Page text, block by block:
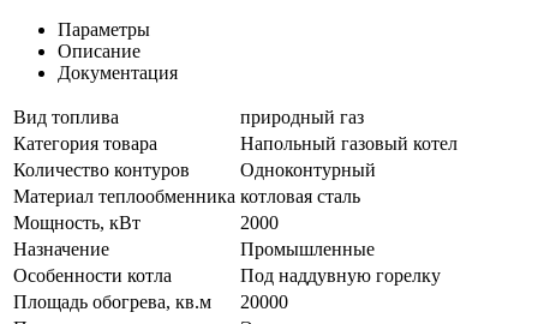
Параметры
Описание
Документация
Вид топлива
природный газ
Категория товара
Напольный газовый котел
Количество контуров
Одноконтурный
Материал теплообменника котловая сталь
Мощность, кВт
2000
Назначение
Промышленные
Особенности котла
Под наддувную горелку
Площадь обогрева, кв.м
20000